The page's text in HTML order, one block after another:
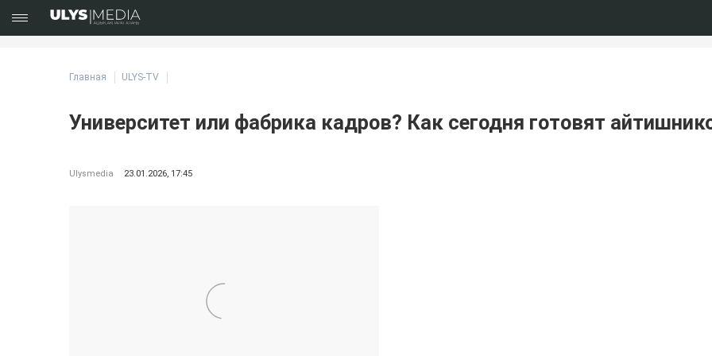
Главная ULYS-TV
Университет или фабрика кадров? Как сегодня готовят
Ulysmedia 23.01.2026, 17:45